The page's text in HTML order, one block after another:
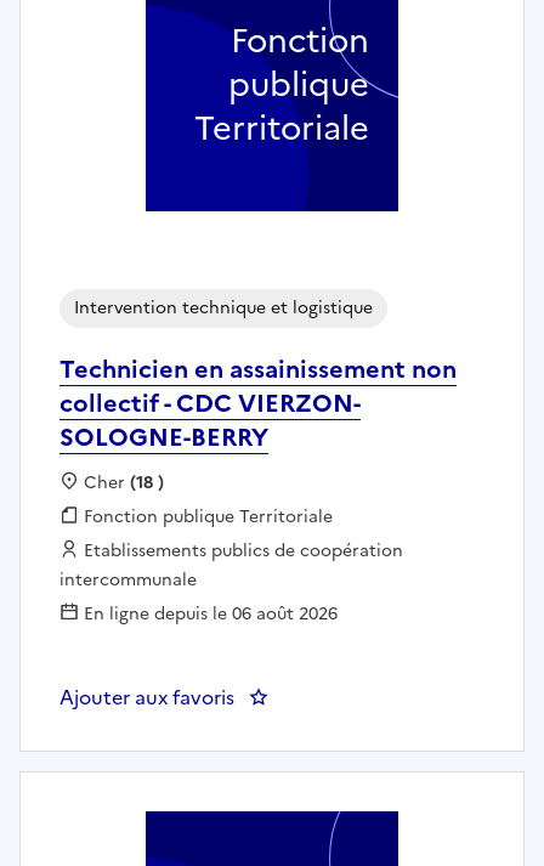
Technicien en assainissement non
collectif - CDC VIERZON-
SOLOGNE-BERRY
Intervention technique et logistique
Localisation :
Cher (18 )
Fonction publique :
Fonction publique Territoriale
Employeur :
Etablissements publics de coopération
intercommunale
En ligne depuis le 06 août 2026
Ajouter aux favoris : Technicien en assainissement
Fonction
publique
Territoriale